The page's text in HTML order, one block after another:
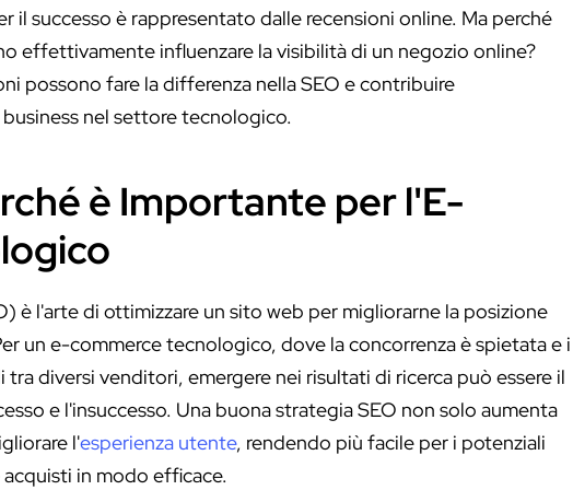
il successo è rappresentato dalle recensioni online. Ma perché
effettivamente influenzare la visibilità di un negozio online?
possono fare la differenza nella SEO e contribuire
nel settore tecnologico.
è Importante per l'E-
è l'arte di ottimizzare un sito web per migliorarne la posizione
un e-commerce tecnologico, dove la concorrenza è spietata e i
diversi venditori, emergere nei risultati di ricerca può essere il
e l'insuccesso. Una buona strategia SEO non solo aumenta
l'esperienza utente, rendendo più facile per i potenziali
in modo efficace.